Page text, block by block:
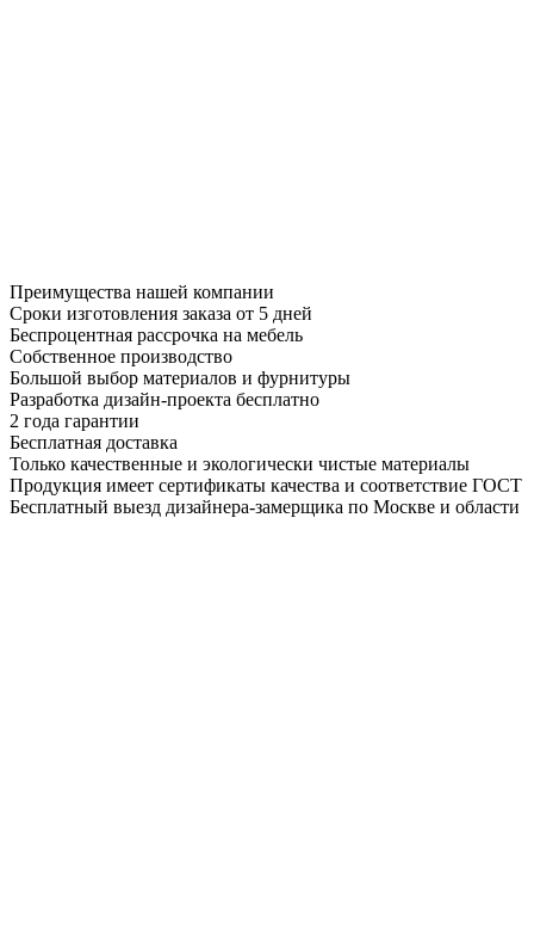
Преимущества нашей компании
Сроки изготовления заказа от 5 дней
Беспроцентная рассрочка на мебель
Собственное производство
Большой выбор материалов и фурнитуры
Разработка дизайн-проекта бесплатно
2 года гарантии
Бесплатная доставка
Только качественные и экологически чистые материалы
Продукция имеет сертификаты качества и соответствие ГОСТ
Бесплатный выезд дизайнера-замерщика по Москве и области